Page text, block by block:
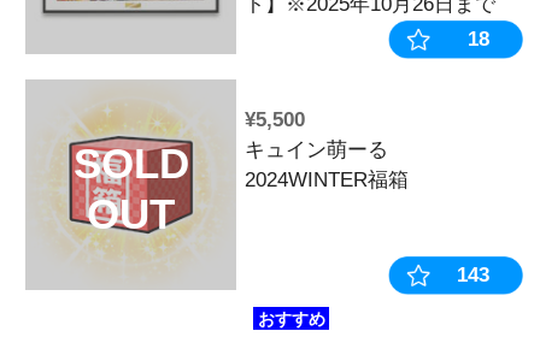
SOLD
OUT
¥4,180
ションVol.2
き】